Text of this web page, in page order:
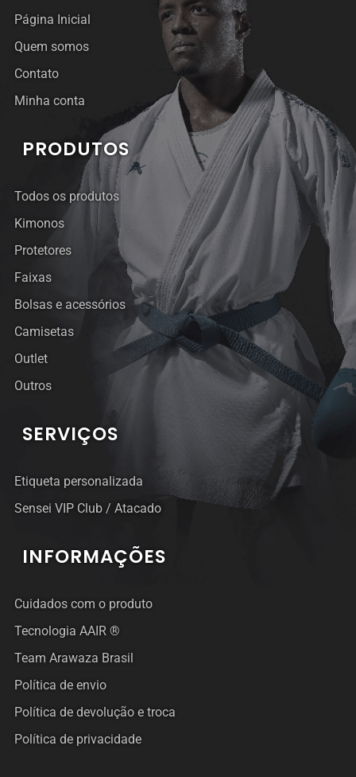
Página Inicial
Quem somos
Contato
Minha conta
PRODUTOS
Todos os produtos
Kimonos
Protetores
Faixas
Bolsas e acessórios
Camisetas
Outlet
Outros
SERVIÇOS
Etiqueta personalizada
Sensei VIP Club / Atacado
INFORMAÇÕES
Cuidados com o produto
Tecnologia AAIR ®
Team Arawaza Brasil
Política de envio
Política de devolução e troca
Política de privacidade